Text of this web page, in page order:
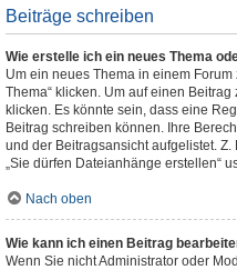
Beiträge schreiben
Wie erstelle ich ein neues Thema
Um ein neues Thema in einem
Thema“ klicken. Um auf einen
klicken. Es könnte sein, dass eine
Beitrag schreiben können. Ihre
und der Beitragsansicht aufgelistet. Z.
„Sie dürfen Dateianhänge erstellen“
Nach oben
Wie kann ich einen Beitrag
Wenn Sie nicht Administrator oder